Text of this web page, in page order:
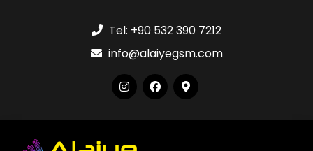
Tel: +90 532 390 7212
info@alaiyegsm.com